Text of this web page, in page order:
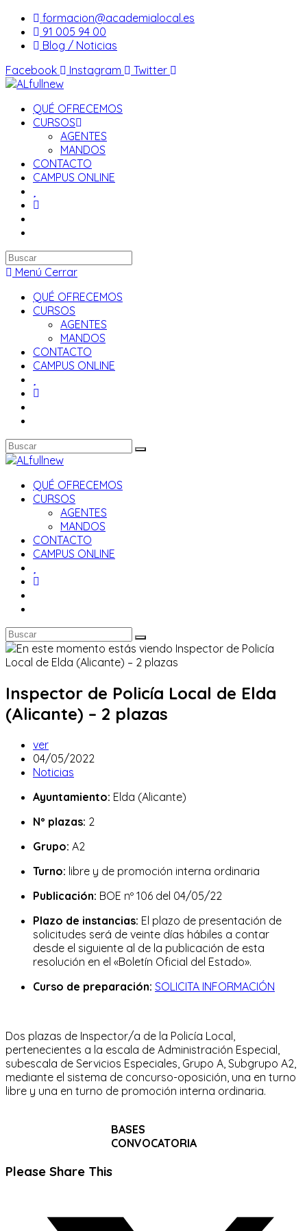
Saltar
contenido
formacion@academialocal.es
91 005 94 00
Blog / Noticias
Facebook
Instagram Twitter
QUÉ OFRECEMOS
CURSOS
AGENTES
MANDOS
CONTACTO
CAMPUS ONLINE
Buscar
en
web
Menú Cerrar
QUÉ OFRECEMOS
CURSOS
AGENTES
MANDOS
CONTACTO
CAMPUS ONLINE
QUÉ OFRECEMOS
CURSOS
AGENTES
MANDOS
CONTACTO
CAMPUS ONLINE
Inspector de Policía Local de Elda
(Alicante) – 2 plazas
Autor
de
la
ver
Publicación
de
entrada:
04/05/2022
Categoría
la
Noticias
Ayuntamiento: Elda (Alicante)
Nº plazas: 2
Grupo: A2
Turno: libre y de promoción interna ordinaria
Publicación: BOE nº 106 del 04/05/22
Plazo de instancias: El plazo de presentación de
solicitudes será de veinte días hábiles a contar
desde el siguiente al de la publicación de esta
resolución en el «Boletín Oficial del Estado».
Curso de preparación: SOLICITA INFORMACIÓN
Dos plazas de Inspector/a de la Policía Local,
pertenecientes a la escala de Administración Especial,
subescala de Servicios Especiales, Grupo A, Subgrupo A2,
mediante el sistema de concurso-oposición, una en turno
libre y una en turno de promoción interna ordinaria.
BASES
CONVOCATORIA
Please Share ThisCompartir